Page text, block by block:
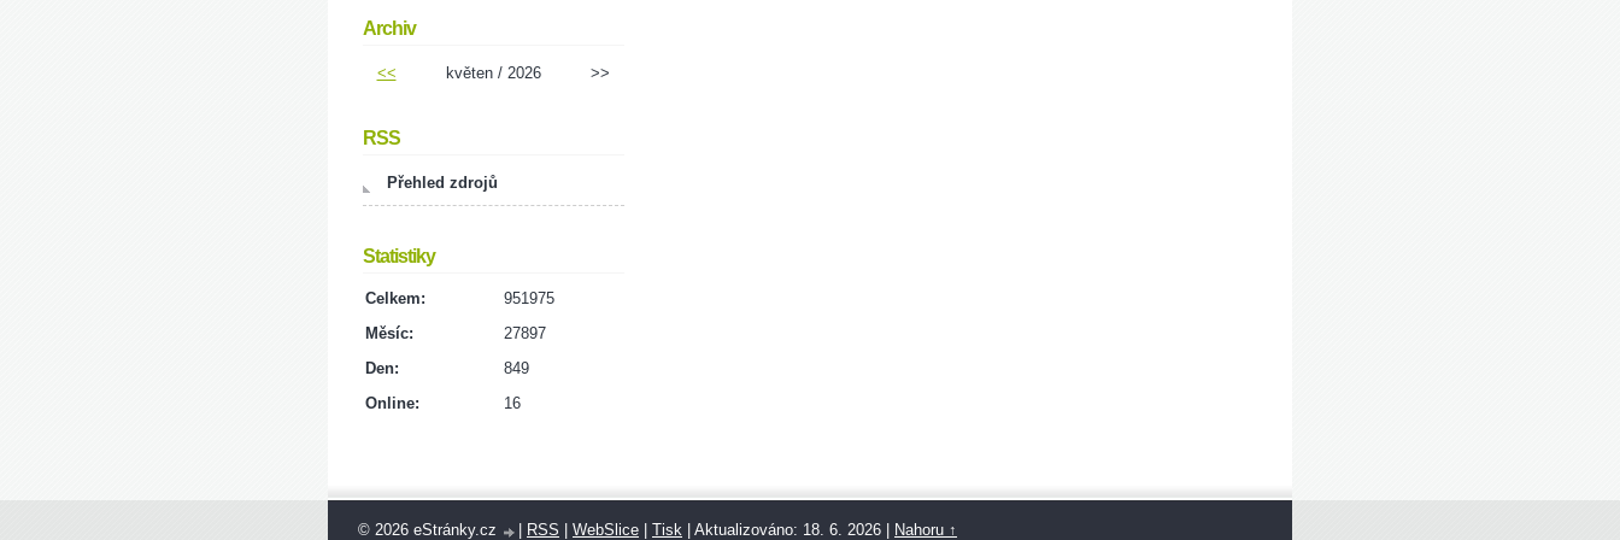
Archiv
<< květen / 2026 >>
RSS
Přehled zdrojů
Statistiky
Online: 16
Celkem:
951975
Měsíc:
27897
Den:
849
© 2026 eStránky.cz RSS WebSlice Tisk Aktualizováno: 18. 6. 2026 Nahoru ↑